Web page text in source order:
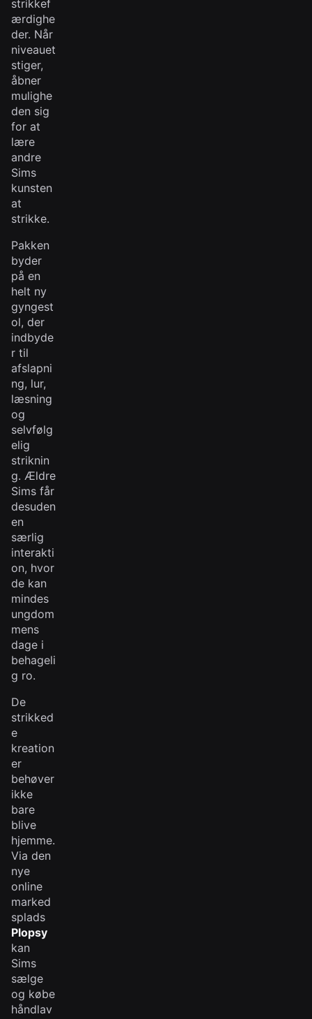
strikkef
ærdighe
der. Når
niveauet
stiger,
åbner
mulighe
den sig
for at
lære
andre
Sims
kunsten
at
strikke.
Pakken
byder
på en
helt ny
gyngest
ol, der
indbyde
r til
afslapni
ng, lur,
læsning
og
selvfølg
elig
striknin
g. Ældre
Sims får
desuden
en
særlig
interakti
on, hvor
de kan
mindes
ungdom
mens
dage i
behageli
g ro.
De
strikked
e
kreation
er
behøver
ikke
bare
blive
hjemme.
Via den
nye
online
marked
splads
Plopsy
kan
Sims
sælge
og købe
håndlav